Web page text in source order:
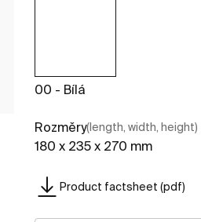
00 - Bílá
Rozměry(length, width, height)
180 x 235 x 270 mm
Product factsheet (pdf)